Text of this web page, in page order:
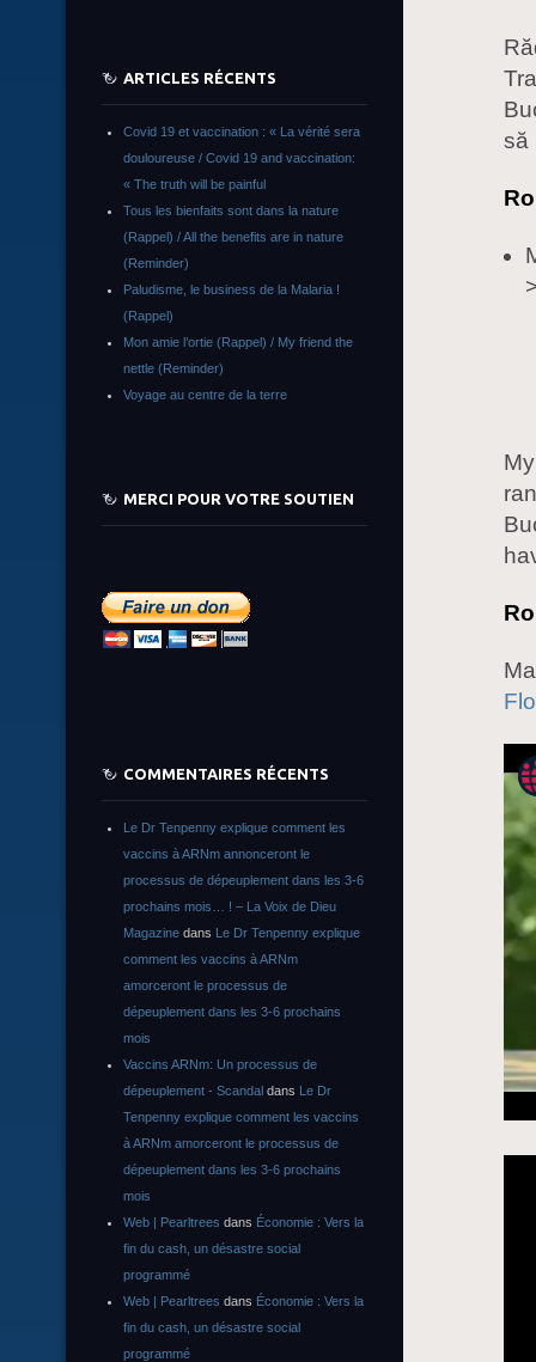
să
ARTICLES RÉCENTS
Covid 19 et vaccination : « La vérité sera
douloureuse / Covid 19 and vaccination:
« The truth will be painful
Tous les bienfaits sont dans la nature
(Rappel) / All the benefits are in nature
(Reminder)
Paludisme, le business de la Malaria !
(Rappel)
Mon amie l’ortie (Rappel) / My friend the
nettle (Reminder)
Voyage au centre de la terre
MERCI POUR VOTRE SOUTIEN
COMMENTAIRES RÉCENTS
Le Dr Tenpenny explique comment les
vaccins à ARNm annonceront le
processus de dépeuplement dans les 3-6
prochains mois… ! – La Voix de Dieu
Magazine dans Le Dr Tenpenny explique
comment les vaccins à ARNm
amorceront le processus de
dépeuplement dans les 3-6 prochains
mois
Vaccins ARNm: Un processus de
dépeuplement - Scandal dans Le Dr
Tenpenny explique comment les vaccins
à ARNm amorceront le processus de
dépeuplement dans les 3-6 prochains
mois
Web | Pearltrees dans Économie : Vers la
fin du cash, un désastre social
programmé
Web | Pearltrees dans Économie : Vers la
fin du cash, un désastre social
programmé